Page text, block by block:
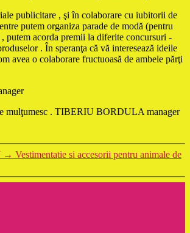
publicitare , şi în colaborare cu iubitorii de
putem organiza parade de modă (pentru
, putem acorda premii la diferite concursuri -
. În speranţa că vă interesează ideile
avea o colaborare fructuoasă de ambele părţi
mulţumesc . TIBERIU BORDULA manager
→ Vestimentatie si accesorii pentru animale de